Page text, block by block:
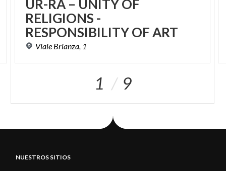
UR-RA – UNITY OF
RELIGIONS -
RESPONSIBILITY OF ART
Viale Brianza, 1
1 9
NUESTROS SITIOS